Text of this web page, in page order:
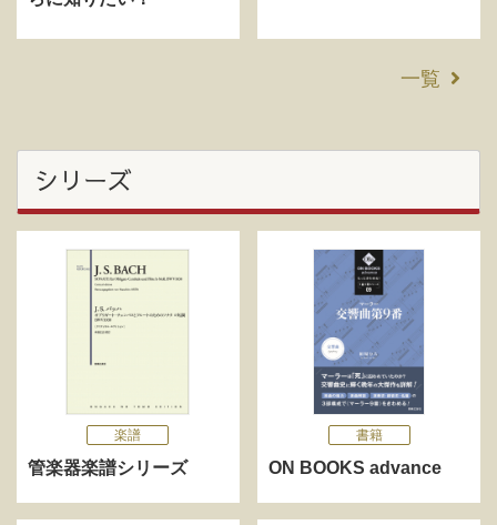
一覧
シリーズ
楽譜
管楽器楽譜シリーズ
書籍
ON BOOKS advance